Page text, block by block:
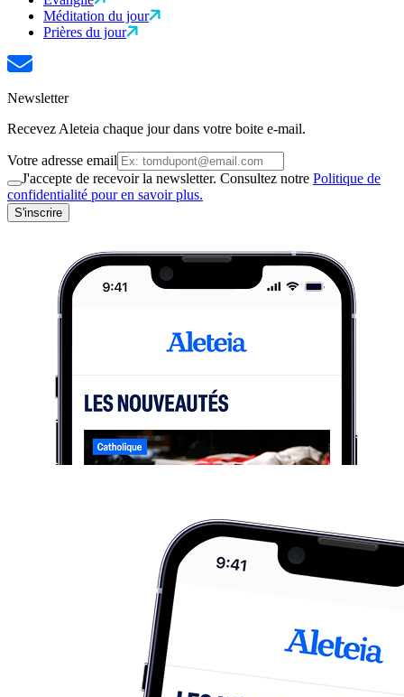
Méditation du jour
Prières du jour
Newsletter
Recevez Aleteia chaque jour dans votre boite e-mail.
Votre adresse email
J'accepte de recevoir la newsletter. Consultez notre Politique de
confidentialité pour en savoir plus.
S'inscrire